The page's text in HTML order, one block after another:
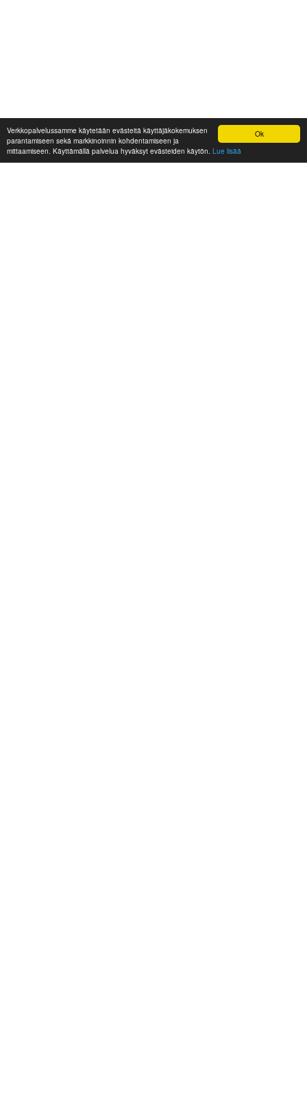
Ok
Verkkopalvelussamme käytetään evästeitä käyttäjäkokemuksen
parantamiseen sekä markkinoinnin kohdentamiseen ja
mittaamiseen. Käyttämällä palvelua hyväksyt evästeiden käytön. Lue lisää